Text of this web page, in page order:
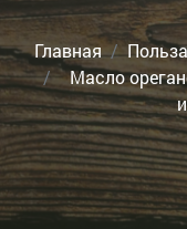
Главная
Масло